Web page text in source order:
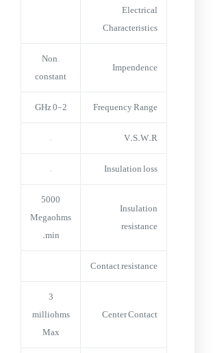
Electrical
Characteristics
Impendence
Non –
constant
Frequency Range
0-2 GHz
V.S.W.R
–
Insulation loss
–
Insulation
resistance
5000
Megaohms
min.
Contact resistance
Center Contact
3
milliohms
Max